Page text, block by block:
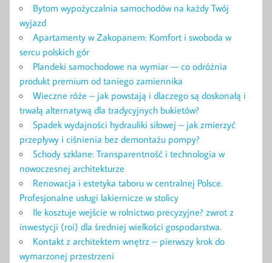
Bytom wypożyczalnia samochodów na każdy Twój
wyjazd
Apartamenty w Zakopanem: Komfort i swoboda w
sercu polskich gór
Plandeki samochodowe na wymiar — co odróżnia
produkt premium od taniego zamiennika
Wieczne róże – jak powstają i dlaczego są doskonałą i
trwałą alternatywą dla tradycyjnych bukietów?
Spadek wydajności hydrauliki siłowej – jak zmierzyć
przepływy i ciśnienia bez demontażu pompy?
Schody szklane: Transparentność i technologia w
nowoczesnej architekturze
Renowacja i estetyka taboru w centralnej Polsce.
Profesjonalne usługi lakiernicze w stolicy
Ile kosztuje wejście w rolnictwo precyzyjne? zwrot z
inwestycji (roi) dla średniej wielkości gospodarstwa.
Kontakt z architektem wnętrz – pierwszy krok do
wymarzonej przestrzeni